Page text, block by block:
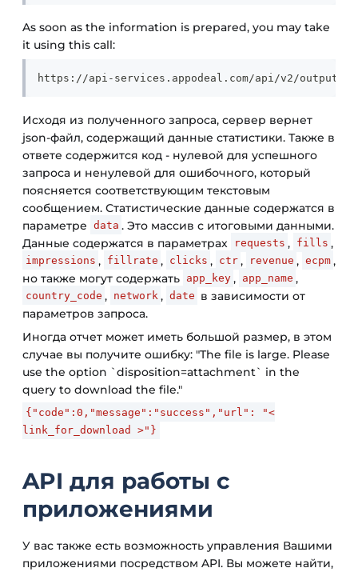
As soon as the information is prepared, you may take
it using this call:
https://api-services.appodeal.com/api/v2/
Исходя из полученного запроса, сервер вернет
json-файл, содержащий данные статистики. Также в
ответе содержится код - нулевой для успешного
запроса и ненулевой для ошибочного, который
поясняется соответствующим текстовым
сообщением. Статистические данные содержатся в
параметре data . Это массив с итоговыми данными.
Данные содержатся в параметрах
requests , fills ,
impressions , fillrate , clicks , ctr , revenue , ecpm ,
но также могут содержать app_key , app_name ,
country_code , network , date в зависимости от
параметров запроса.
Иногда отчет может иметь большой размер, в этом
случае вы получите ошибку: "The file is large. Please
use the option `disposition=attachment` in the
query to download the file."
{"code":0,"message":"success","url": "<
link_for_download >"}
API для работы с
приложениями
У вас также есть возможность управления Вашими
приложениями посредством API. Вы можете найти,